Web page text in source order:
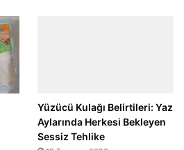
Yüzücü Kulağı Belirtileri: Yaz
Aylarında Herkesi Bekleyen
Sessiz Tehlike